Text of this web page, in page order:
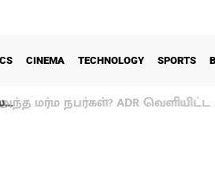
CINEMA TECHNOLOGY SPORTS